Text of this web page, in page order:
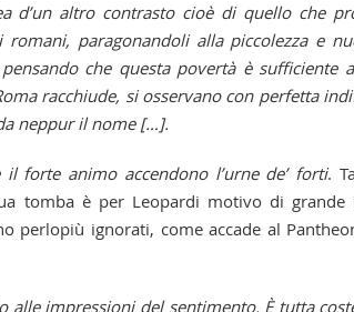
d’un altro contrasto cioè di quello che
romani, paragonandoli alla piccolezza e
che questa povertà è sufficiente
racchiude, si osservano con perfetta
neppur il nome […].
il forte animo accendono l’urne de’ forti.
tomba è per Leopardi motivo di grande
perlopiù ignorati, come accade al
impressioni del sentimento. È tutta